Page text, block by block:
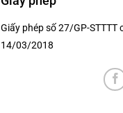
Giấy phép số 27/GP-STTTT
14/03/2018